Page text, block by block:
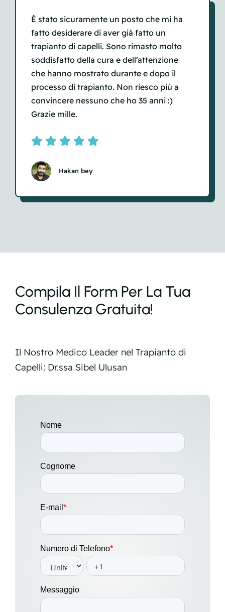
È stato sicuramente un posto che mi ha
fatto desiderare di aver già fatto un
trapianto di capelli. Sono rimasto molto
soddisfatto della cura e dell’attenzione
che hanno mostrato durante e dopo il
processo di trapianto. Non riesco più a
convincere nessuno che ho 35 anni :)
Grazie mille.
Hakan bey
Compila Il Form Per La Tua
Consulenza Gratuita!
Il Nostro Medico Leader nel Trapianto di
Capelli: Dr.ssa Sibel Ulusan